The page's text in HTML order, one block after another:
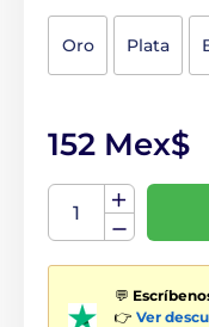
Oro Plata
152 Mex$
💬
👉 Ver